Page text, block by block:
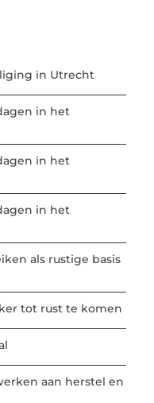
in Utrecht
in het
in het
in het
als rustige basis
tot rust te komen
aan herstel en